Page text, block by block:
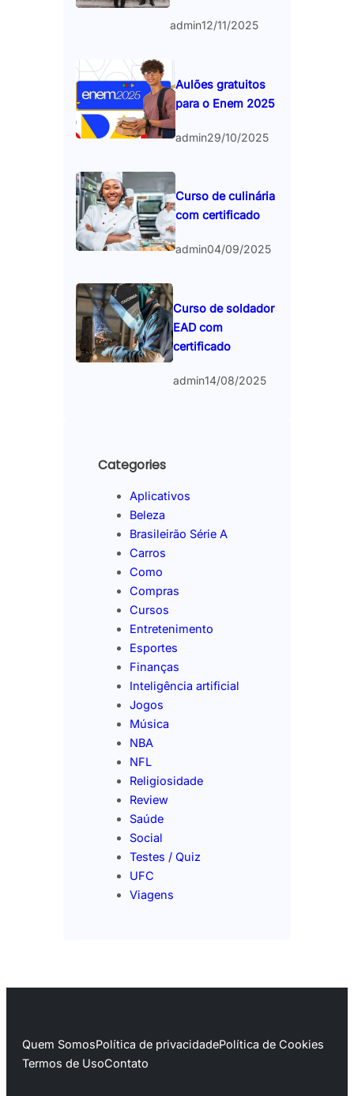
admin12/11/2025
Aulões gratuitos
para o Enem 2025
admin29/10/2025
Curso de culinária
com certificado
admin04/09/2025
Curso de soldador
EAD com
certificado
admin14/08/2025
Categories
Aplicativos
Beleza
Brasileirão Série A
Carros
Como
Compras
Cursos
Entretenimento
Esportes
Finanças
Inteligência artificial
Jogos
Música
NBA
NFL
Religiosidade
Review
Saúde
Social
Testes / Quiz
UFC
Viagens
Quem SomosPolítica de privacidadePolítica de Cookies
Termos de UsoContato